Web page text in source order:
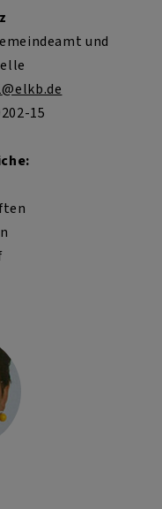
und
@elkb.de
15